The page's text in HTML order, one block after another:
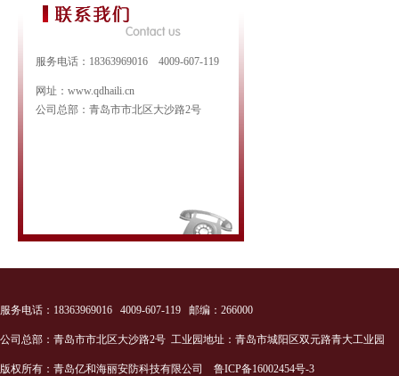
服务电话：18363969016 4009-607-119
网址：www.qdhaili.cn
公司总部：青岛市市北区大沙路2号
服务电话：18363969016 4009-607-119 邮编：266000
公司总部：青岛市市北区大沙路2号 工业园地址：青岛市城阳区双元路青大工业园
版权所有：青岛亿和海丽安防科技有限公司 鲁ICP备16002454号-3